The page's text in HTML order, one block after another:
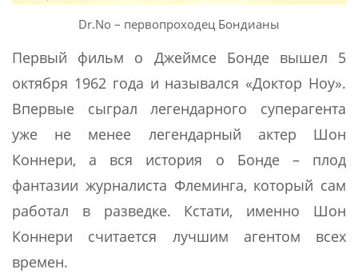
Dr.No – первопроходец Бондианы
Первый фильм о Джеймсе Бонде вышел 5
октября 1962 года и назывался «Доктор Ноу».
Впервые сыграл легендарного суперагента
уже не менее легендарный актер Шон
Коннери, а вся история о Бонде – плод
фантазии журналиста Флеминга, который сам
работал в разведке. Кстати, именно Шон
Коннери считается лучшим агентом всех
времен.